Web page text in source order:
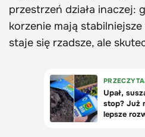
przestrzeń działa inaczej:
korzenie mają
staje się rzadsze, ale